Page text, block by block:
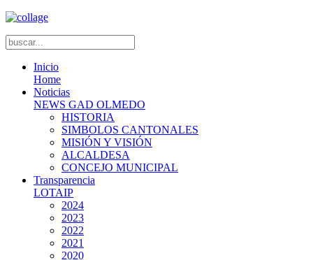
Inicio
Home
Noticias
NEWS GAD OLMEDO
HISTORIA
SIMBOLOS CANTONALES
MISIÓN Y VISIÓN
ALCALDESA
CONCEJO MUNICIPAL
Transparencia
LOTAIP
2024
2023
2022
2021
2020